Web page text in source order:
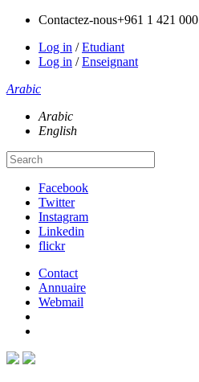
Contactez-nous+961 1 421 000
Log in /Etudiant
Log in /Enseignant
Arabic
Arabic
English
Facebook
Twitter
Instagram
Linkedin
flickr
Contact
Annuaire
Webmail